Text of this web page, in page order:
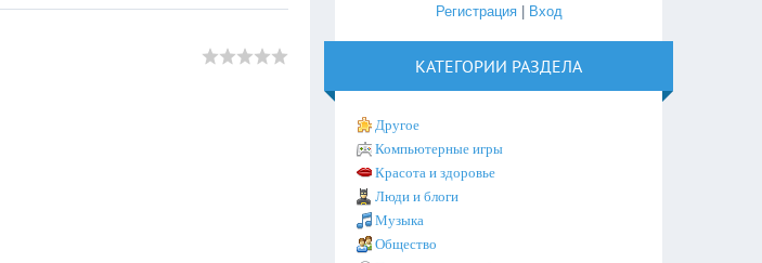
Регистрация| Вход
КАТЕГОРИИ РАЗДЕЛА
Другое
Компьютерные игры
Красота и здоровье
Люди и блоги
Музыка
Общество